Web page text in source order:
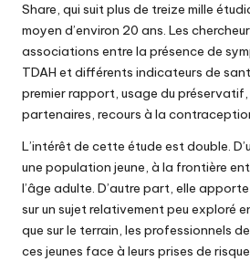
Share, qui suit plus de treize mille
moyen d’environ 20 ans. Les
associations entre la présence de
TDAH et différents indicateurs de
premier rapport, usage du préservatif,
partenaires, recours à la
L’intérêt de cette étude est double.
une population jeune, à la frontière
l’âge adulte. D’autre part, elle
sur un sujet relativement peu exploré
que sur le terrain, les professionnels
ces jeunes face à leurs prises de